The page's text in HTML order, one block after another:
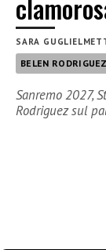
SARA
BELEN RODRIGUEZ
Sanremo 2027,
Rodriguez sul